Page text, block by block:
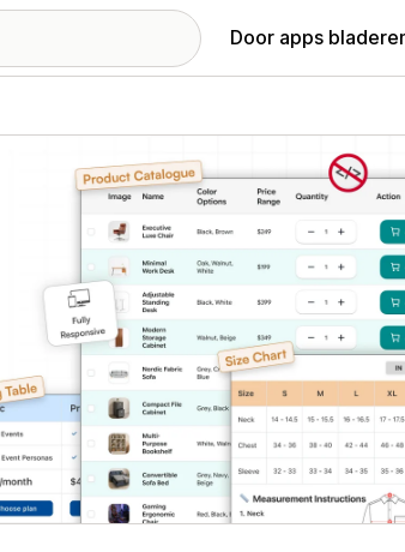
Door apps